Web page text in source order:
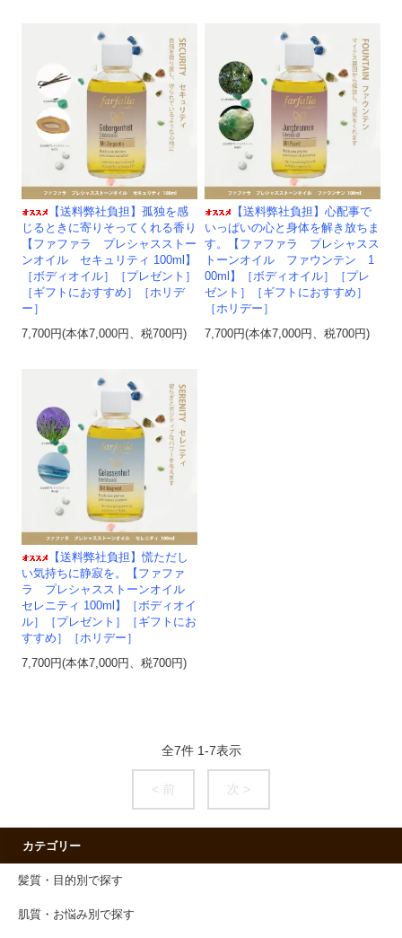
【送料弊社負担】孤独を感
じるときに寄りそってくれる香り
【ファファラ プレシャスストー
ンオイル セキュリティ 100ml】
［ボディオイル］［プレゼント］
［ギフトにおすすめ］［ホリデ
ー］
7,700円(本体7,000円、税700円)
【送料弊社負担】心配事で
いっぱいの心と身体を解き放ちま
す。【ファファラ プレシャスス
トーンオイル ファウンテン 1
00ml】［ボディオイル］［プレ
ゼント］［ギフトにおすすめ］
［ホリデー］
7,700円(本体7,000円、税700円)
【送料弊社負担】慌ただし
い気持ちに静寂を。【ファファ
ラ プレシャスストーンオイル
セレニティ 100ml】［ボディオイ
ル］［プレゼント］［ギフトにお
すすめ］［ホリデー］
7,700円(本体7,000円、税700円)
全7件 1-7表示
< 前 次 >
カテゴリー
髪質・目的別で探す
肌質・お悩み別で探す